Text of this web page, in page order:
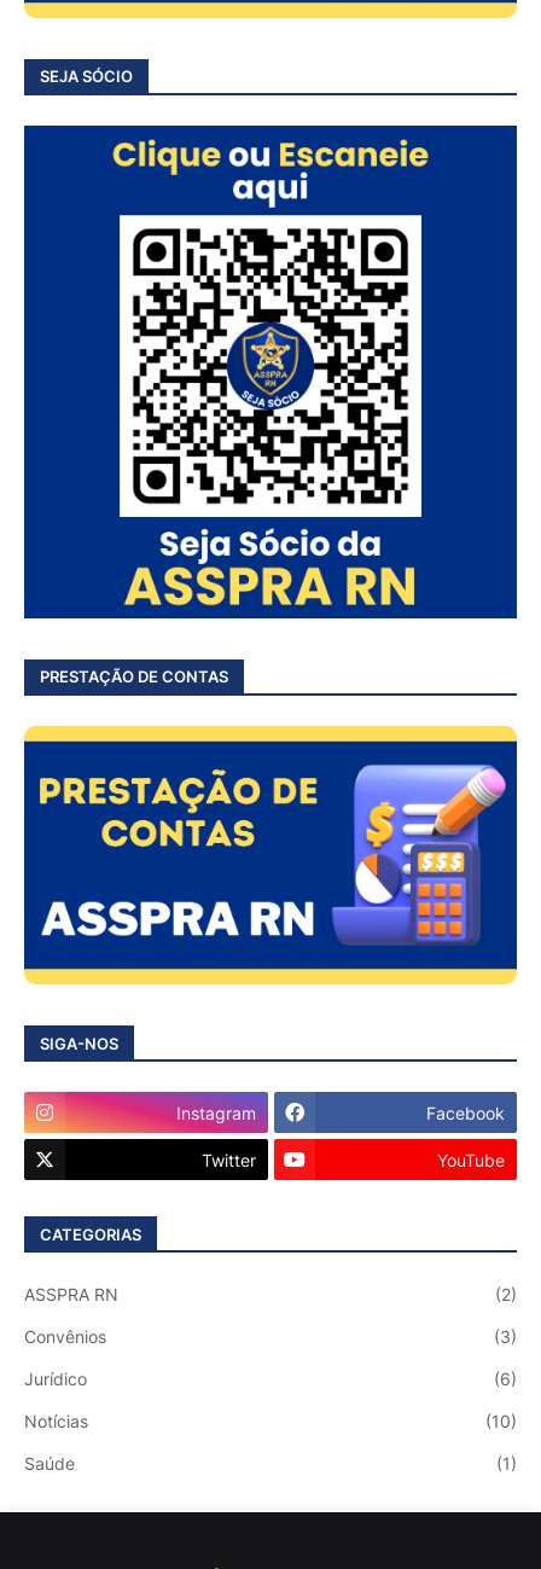
SEJA SÓCIO
PRESTAÇÃO DE CONTAS
SIGA-NOS
Instagram Facebook
Twitter YouTube
CATEGORIAS
ASSPRA RN (2)
Convênios (3)
Jurídico (6)
Notícias (10)
Saúde (1)